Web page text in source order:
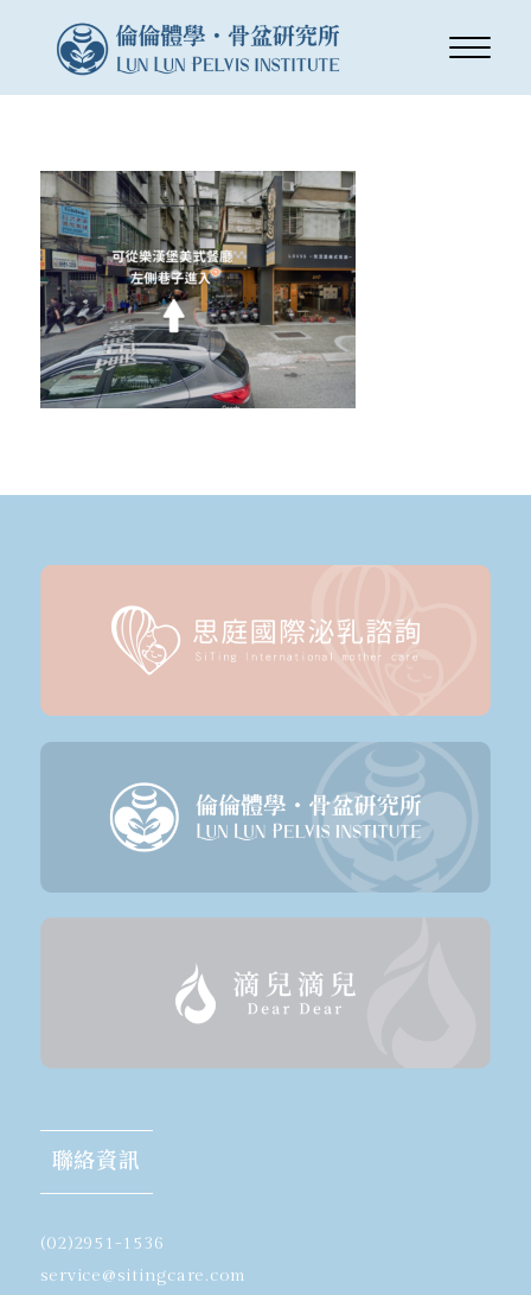
聯絡資訊
(02)2951-1536
​service@sitingcare.com